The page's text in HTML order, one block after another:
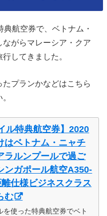
航空券で、ベトナム・
がらマレーシア・クア
してきました。
プランかなどはこちら
ル特典航空券】2020
はベトナム・ニャチ
ラルンプールで過ご
ンガポール航空A350-
仕様ビジネスクラス
む
使った特典航空券でベト